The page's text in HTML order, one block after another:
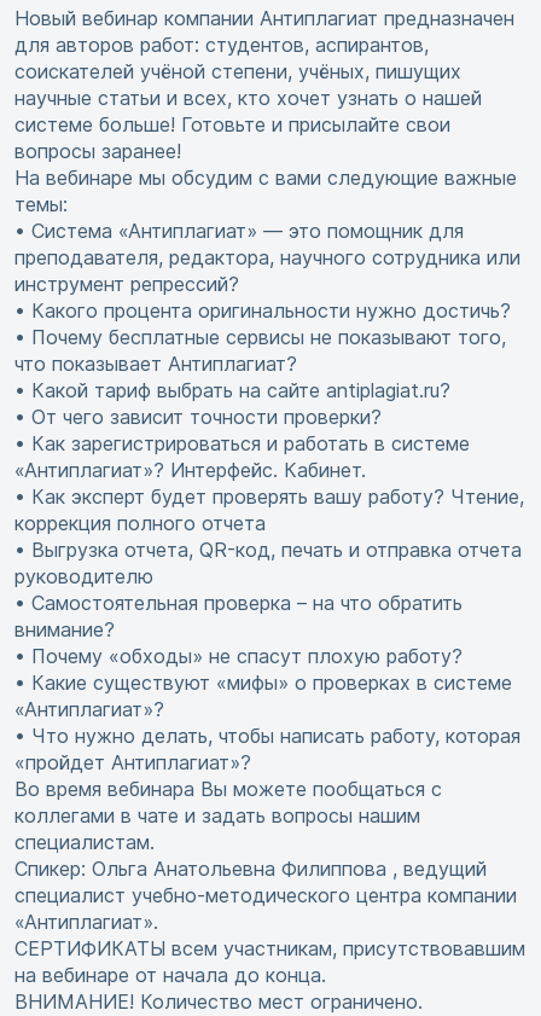
Новый вебинар компании Антиплагиат предназначен
для авторов работ: студентов, аспирантов,
соискателей учёной степени, учёных, пишущих
научные статьи и всех, кто хочет узнать о нашей
системе больше! Готовьте и присылайте свои
вопросы заранее!
На вебинаре мы обсудим с вами следующие важные
темы:
• Система «Антиплагиат» — это помощник для
преподавателя, редактора, научного сотрудника или
инструмент репрессий?
• Какого процента оригинальности нужно достичь?
• Почему бесплатные сервисы не показывают того,
что показывает Антиплагиат?
• Какой тариф выбрать на сайте antiplagiat.ru?
• От чего зависит точности проверки?
• Как зарегистрироваться и работать в системе
«Антиплагиат»? Интерфейс. Кабинет.
• Как эксперт будет проверять вашу работу? Чтение,
коррекция полного отчета
• Выгрузка отчета, QR-код, печать и отправка отчета
руководителю
• Самостоятельная проверка – на что обратить
внимание?
• Почему «обходы» не спасут плохую работу?
• Какие существуют «мифы» о проверках в системе
«Антиплагиат»?
• Что нужно делать, чтобы написать работу, которая
«пройдет Антиплагиат»?
Во время вебинара Вы можете пообщаться с
коллегами в чате и задать вопросы нашим
специалистам.
Спикер: Ольга Анатольевна Филиппова , ведущий
специалист учебно-методического центра компании
«Антиплагиат».
СЕРТИФИКАТЫ всем участникам, присутствовавшим
на вебинаре от начала до конца.
ВНИМАНИЕ! Количество мест ограничено.